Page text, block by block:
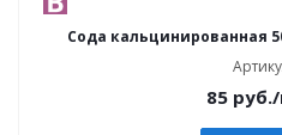
Сода кальцинированная
85руб.